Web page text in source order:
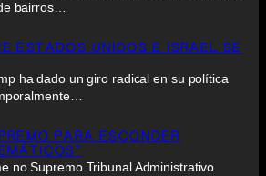
bairros…
ESTADOS UNIDOS E ISRAEL SE
ha dado un giro radical en su política
PARA ESCONDER
no Supremo Tribunal Administrativo